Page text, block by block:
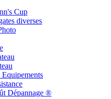
Cup
diverses
Dépannage ®